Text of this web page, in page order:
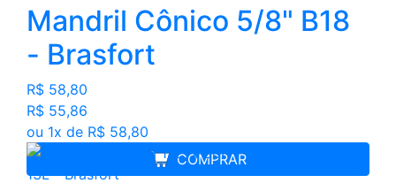
Mandril Cônico 5/8" B18
- Brasfort
R$ 58,80
R$ 55,86
ou 1x de R$ 58,80
COMPRAR